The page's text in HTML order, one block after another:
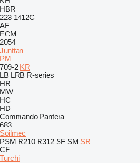
HBR
223 1412C
AF
ECM
2054
Junttan
PM
709-2 KR
LB LRB R-series
HR
MW
HC
HD
Commando Pantera
683
Soilmec
PSM R210 R312 SF SM SR
CF
Turchi